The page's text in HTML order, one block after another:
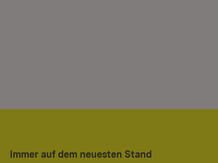
Immer auf dem neuesten Stand